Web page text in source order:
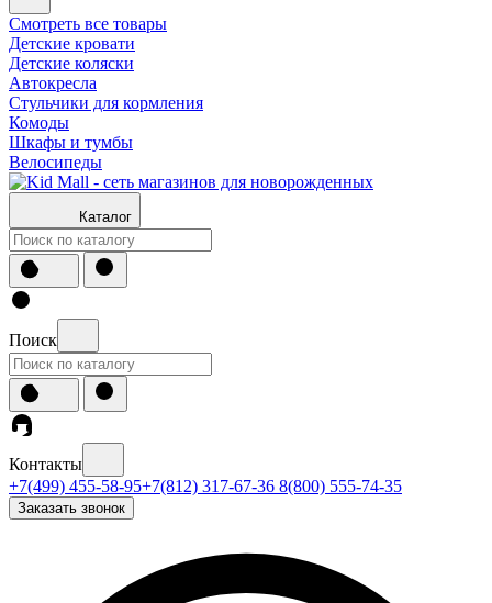
Смотреть все товары
Детские кровати
Детские коляски
Автокресла
Стульчики для кормления
Комоды
Шкафы и тумбы
Велосипеды
Каталог
Поиск
Контакты
+7(499) 455-58-95+7(812) 317-67-36 8(800) 555-74-35
Заказать звонок